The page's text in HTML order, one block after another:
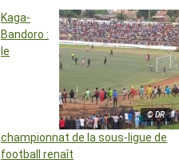
© DR
Kaga-
Bandoro :
le
championnat de la sous-ligue de
football renaît